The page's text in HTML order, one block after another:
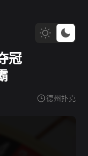
冠
德州扑克